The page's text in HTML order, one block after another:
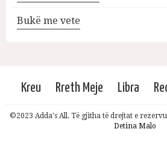
Bukë me vete
Kreu Rreth Meje Libra
©2023 Adda's All. Të gjitha të drejtat e
Detina Malo